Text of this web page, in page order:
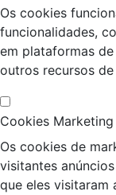
Os cookies
funcionalidades,
em plataformas
outros recursos
Cookies Marketing
Os cookies de
visitantes
que eles visitaram